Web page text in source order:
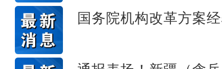
国务院机构改革方案